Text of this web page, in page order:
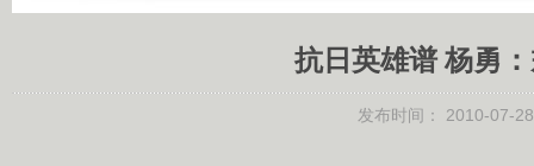
抗日英雄谱 杨勇
发布时间： 2010-07-